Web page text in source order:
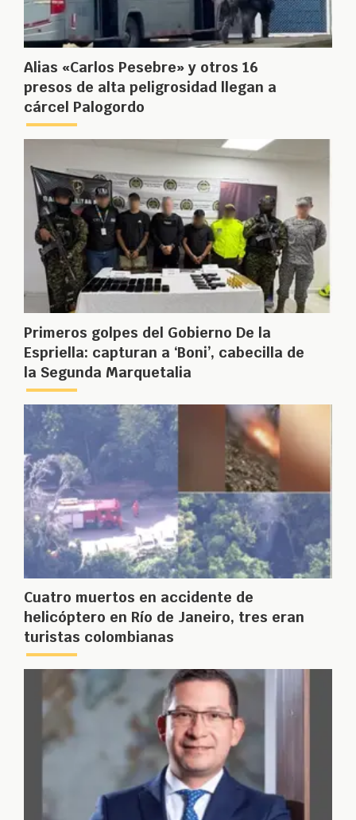
Alias «Carlos Pesebre» y otros 16
presos de alta peligrosidad llegan a
cárcel Palogordo
Primeros golpes del Gobierno De la
Espriella: capturan a ‘Boni’, cabecilla de
la Segunda Marquetalia
Cuatro muertos en accidente de
helicóptero en Río de Janeiro, tres eran
turistas colombianas